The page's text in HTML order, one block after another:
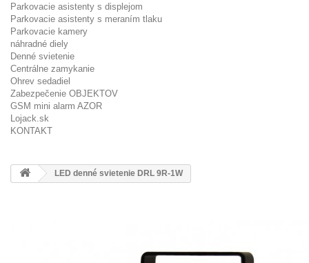
Parkovacie asistenty s displejom
Parkovacie asistenty s meraním tlaku
Parkovacie kamery
náhradné diely
Denné svietenie
Centrálne zamykanie
Ohrev sedadiel
Zabezpečenie OBJEKTOV
GSM mini alarm AZOR
Lojack.sk
KONTAKT
LED denné svietenie DRL 9R-1W